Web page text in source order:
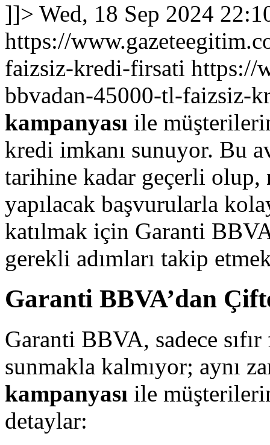
]]> Wed, 18 Sep 2024
https://
faizsiz-kredi-firsati https://
bbvadan-45000-tl-faizsiz-
kampanyası ile
kredi imkanı sunuyor. Bu
tarihine kadar geçerli olup,
yapılacak başvurularla
katılmak için Garanti
gerekli adımları takip
Garanti BBVA’dan
Garanti BBVA, sadece
sunmakla kalmıyor; aynı
kampanyası ile
detaylar: